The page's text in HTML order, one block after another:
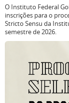
O Instituto Federal
inscrições para o
Stricto Sensu da
semestre de 2026.